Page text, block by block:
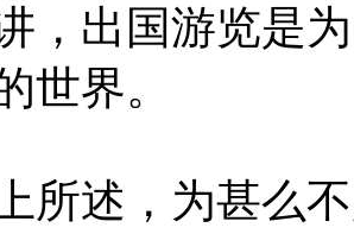
，出国游览是
世界。
所述，为甚么